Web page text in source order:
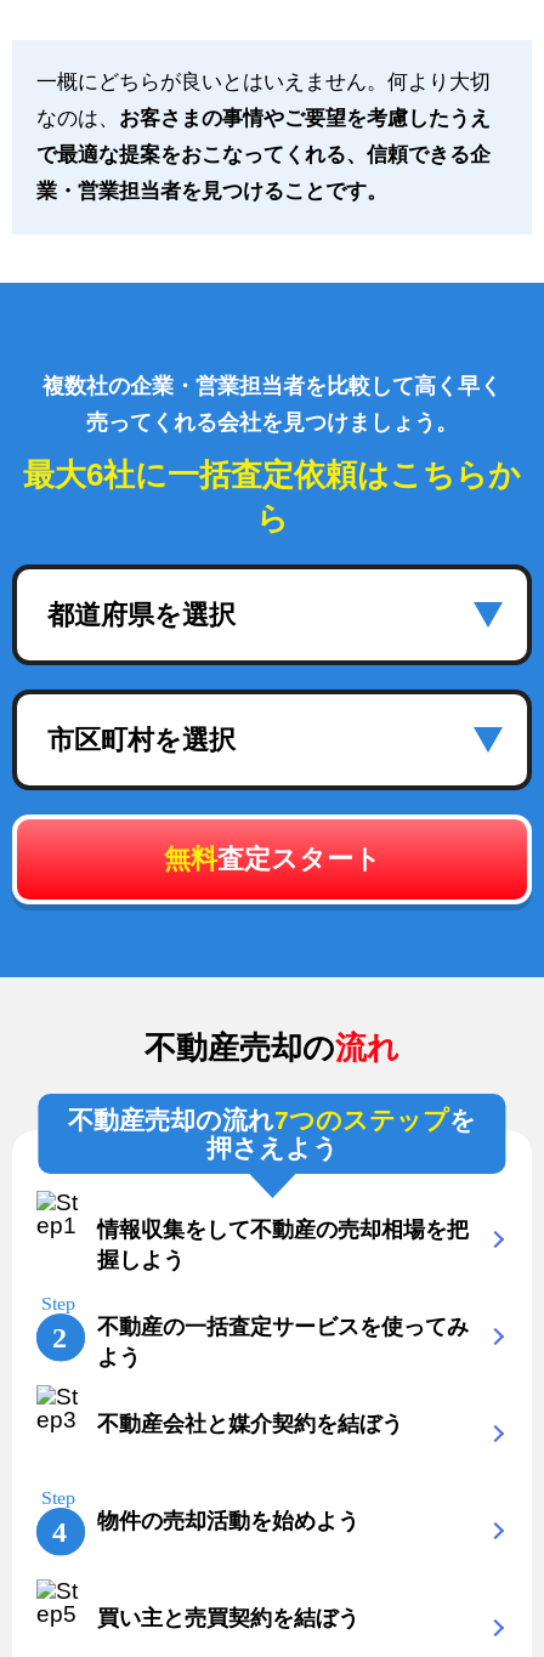
一概にどちらが良いとはいえません。何より大切
なのは、 お客さまの事情やご要望を考慮したうえ
で最適な提案をおこなってくれる、信頼できる企
業・営業担当者を見つけることです。
複数社の企業・営業担当者を比較して高く早く
売ってくれる会社を見つけましょう。
最大6社に一括査定依頼はこちらか
ら
都道府県を選択
市区町村を選択
無料査定スタート
不動産売却の流れ
不動産売却の流れ7つのステップを
押さえよう
情報収集をして不動産の売却相場を把
握しよう
不動産の一括査定サービスを使ってみ
よう
不動産会社と媒介契約を結ぼう
物件の売却活動を始めよう
買い主と売買契約を結ぼう